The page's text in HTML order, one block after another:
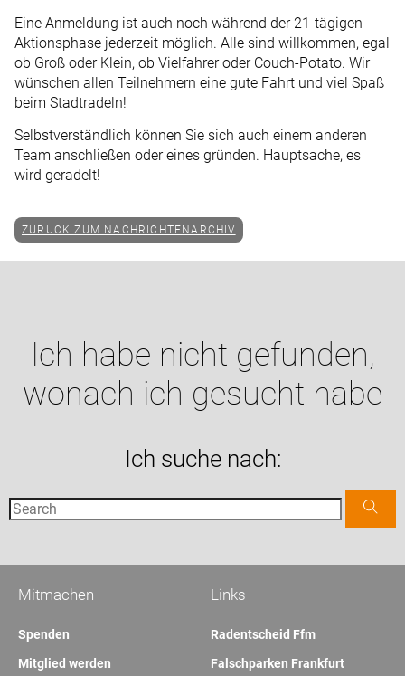
Eine Anmeldung ist auch noch während der 21-tägigen
Aktionsphase jederzeit möglich. Alle sind willkommen, egal
ob Groß oder Klein, ob Vielfahrer oder Couch-Potato. Wir
wünschen allen Teilnehmern eine gute Fahrt und viel Spaß
beim Stadtradeln!
Selbstverständlich können Sie sich auch einem anderen
Team anschließen oder eines gründen. Hauptsache, es
wird geradelt!
ZURÜCK ZUM NACHRICHTENARCHIV
Ich habe nicht gefunden,
wonach ich gesucht habe
Ich suche nach:
Links
Radentscheid Ffm
Falschparken Frankfurt
Mitmachen
Spenden
Mitglied werden